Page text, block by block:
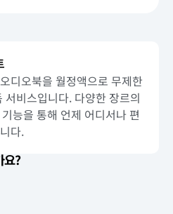
디오북을 월정액으로 무제한
비스입니다. 다양한 장르의
능을 통해 언제 어디서나 편
다.
요?